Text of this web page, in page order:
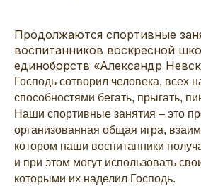
Продолжаются спортивные
воспитанников воскресной
единоборств «Александр
Господь сотворил человека, всех
способностями бегать, прыгать,
Наши спортивные занятия – это
организованная общая игра,
котором наши воспитанники
и при этом могут использовать
которыми их наделил Господь.